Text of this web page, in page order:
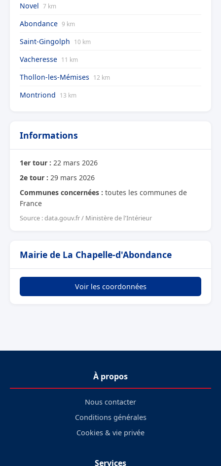
Novel 7 km
Abondance 9 km
Saint-Gingolph 10 km
Vacheresse 11 km
Thollon-les-Mémises 12 km
Montriond 13 km
Informations
1er tour : 22 mars 2026
2e tour : 29 mars 2026
Communes concernées : toutes les communes de
France
Source : data.gouv.fr / Ministère de l'Intérieur
Mairie de La Chapelle-d'Abondance
Voir les coordonnées
À propos
Nous contacter
Conditions générales
Cookies & vie privée
Services